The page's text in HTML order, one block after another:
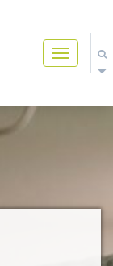
Toggle
navigation